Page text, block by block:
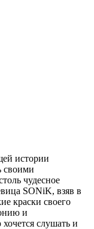
истории
своими
чудесное
SONiK, взяв в
краски своего
и
слушать и